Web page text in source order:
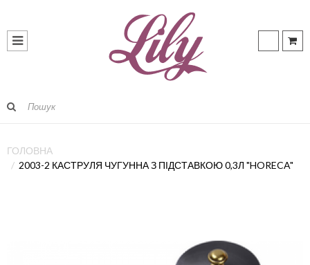
ГОЛОВНА
2003-2 КАСТРУЛЯ ЧУГУННА З ПІДСТАВКОЮ 0,3Л "HORECA"